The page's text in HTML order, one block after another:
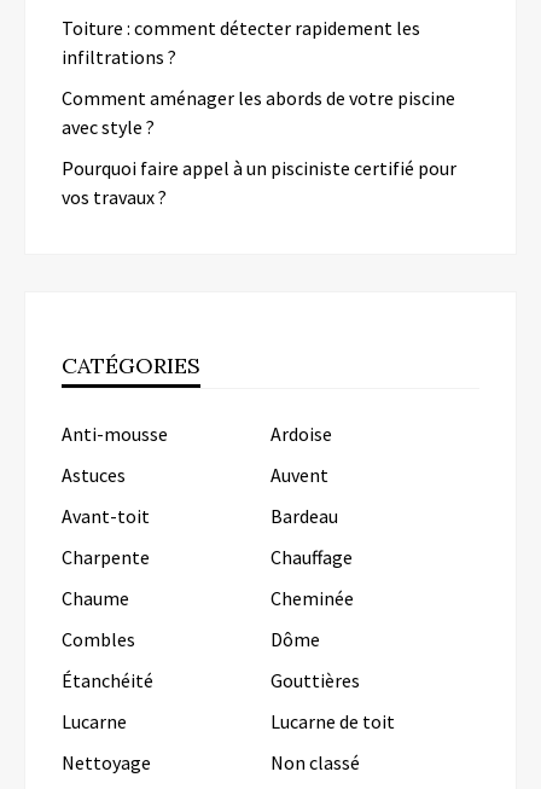
Toiture : comment détecter rapidement les
infiltrations ?
Comment aménager les abords de votre piscine
avec style ?
Pourquoi faire appel à un pisciniste certifié pour
vos travaux ?
CATÉGORIES
Anti-mousse
Ardoise
Astuces
Auvent
Avant-toit
Bardeau
Charpente
Chauffage
Chaume
Cheminée
Combles
Dôme
Étanchéité
Gouttières
Lucarne
Lucarne de toit
Nettoyage
Non classé